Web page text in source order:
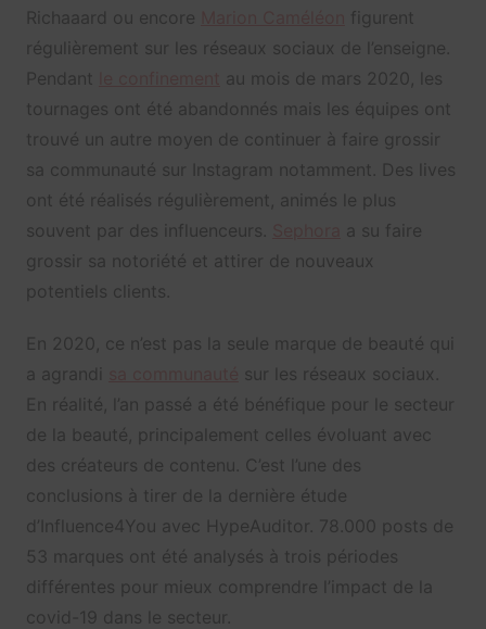
Richaaard ou encore
figurent
régulièrement sur les réseaux sociaux de l’enseigne.
Pendant
au mois de mars 2020, les
tournages ont été abandonnés mais les équipes ont
trouvé un autre moyen de continuer à faire grossir
sa communauté sur Instagram notamment. Des lives
ont été réalisés régulièrement, animés le plus
souvent par des influenceurs.
a su faire
grossir sa notoriété et attirer de nouveaux
potentiels clients.
En 2020, ce n’est pas la seule marque de beauté qui
a agrandi
sur les réseaux sociaux.
En réalité, l’an passé a été bénéfique pour le secteur
de la beauté, principalement celles évoluant avec
des créateurs de contenu. C’est l’une des
conclusions à tirer de la dernière étude
d’Influence4You avec HypeAuditor. 78.000 posts de
53 marques ont été analysés à trois périodes
différentes pour mieux comprendre l’impact de la
covid-19 dans le secteur.